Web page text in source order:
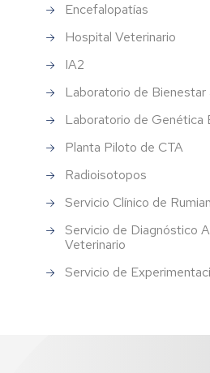
Encefalopatías
Hospital Veterinario
IA2
Laboratorio de Bienestar
Laboratorio de Genética
Planta Piloto de CTA
Radioisotopos
Servicio Clínico de
Servicio de Diagnóstico
Veterinario
Servicio de